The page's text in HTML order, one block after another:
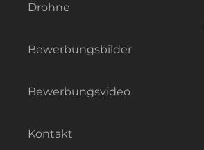
Drohne
Bewerbungsbilder
Bewerbungsvideo
Kontakt